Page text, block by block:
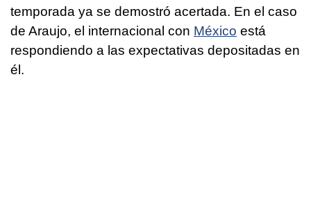
temporada ya se demostró acertada. En el caso
de Araujo, el internacional con México está
respondiendo a las expectativas depositadas en
él.